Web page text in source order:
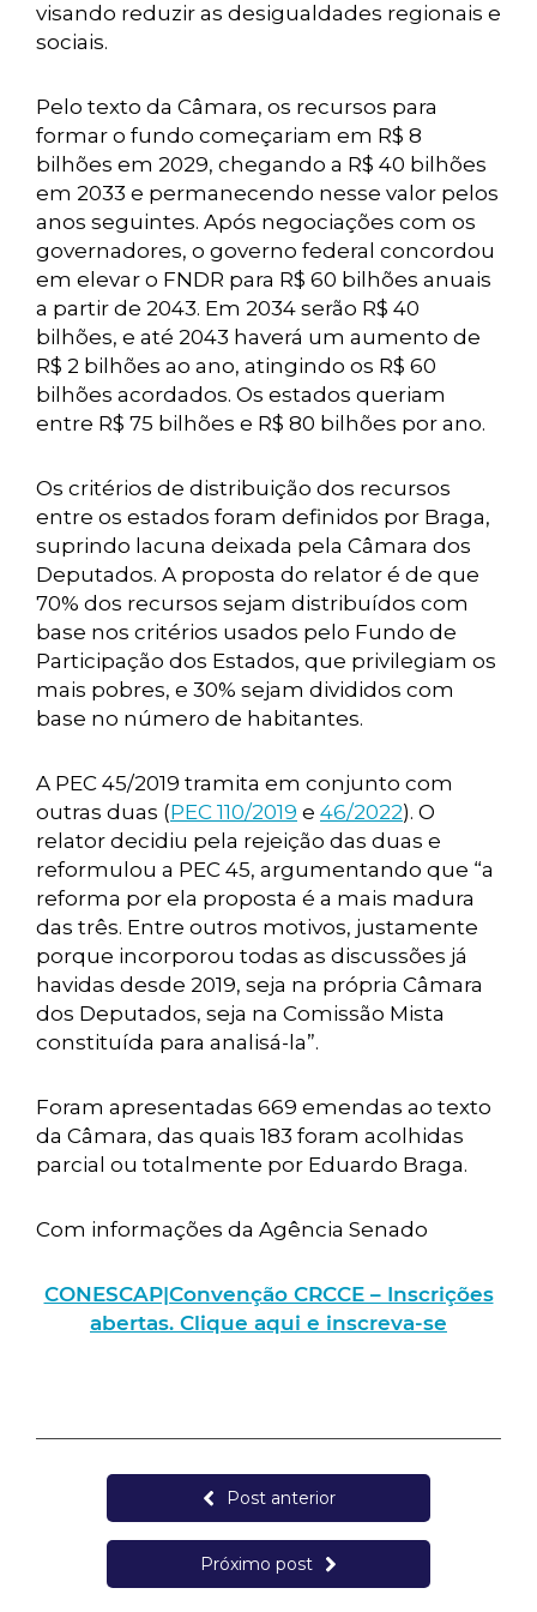
visando reduzir as desigualdades regionais e
sociais.
Pelo texto da Câmara, os recursos para
formar o fundo começariam em R$ 8
bilhões em 2029, chegando a R$ 40 bilhões
em 2033 e permanecendo nesse valor pelos
anos seguintes. Após negociações com os
governadores, o governo federal concordou
em elevar o FNDR para R$ 60 bilhões anuais
a partir de 2043. Em 2034 serão R$ 40
bilhões, e até 2043 haverá um aumento de
R$ 2 bilhões ao ano, atingindo os R$ 60
bilhões acordados. Os estados queriam
entre R$ 75 bilhões e R$ 80 bilhões por ano.
Os critérios de distribuição dos recursos
entre os estados foram definidos por Braga,
suprindo lacuna deixada pela Câmara dos
Deputados. A proposta do relator é de que
70% dos recursos sejam distribuídos com
base nos critérios usados pelo Fundo de
Participação dos Estados, que privilegiam os
mais pobres, e 30% sejam divididos com
base no número de habitantes.
A PEC 45/2019 tramita em conjunto com
outras duas (PEC 110/2019 e 46/2022). O
relator decidiu pela rejeição das duas e
reformulou a PEC 45, argumentando que “a
reforma por ela proposta é a mais madura
das três. Entre outros motivos, justamente
porque incorporou todas as discussões já
havidas desde 2019, seja na própria Câmara
dos Deputados, seja na Comissão Mista
constituída para analisá-la”.
Foram apresentadas 669 emendas ao texto
da Câmara, das quais 183 foram acolhidas
parcial ou totalmente por Eduardo Braga.
Com informações da Agência Senado
CONESCAP|Convenção CRCCE – Inscrições
abertas. Clique aqui e inscreva-se
Post anterior
Próximo post